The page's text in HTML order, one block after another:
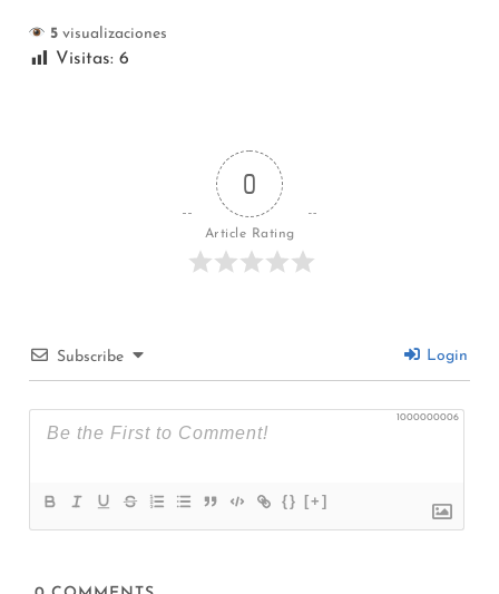
5visualizaciones
Visitas: 6
0
Article Rating
Subscribe Login
1000000006
{} [+]